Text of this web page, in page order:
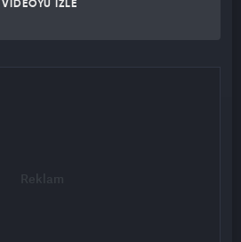
VIDEOYU İZLE